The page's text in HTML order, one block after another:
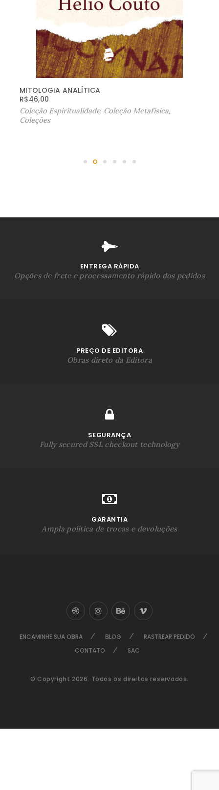
MITOLOGIA ANALÍTICA
R$46,00
Coleção Espiritualidade, Coleção Metafísica,
Coleções
ENTREGA RÁPIDA
Opções de frete e processamento rápido dos pedidos
PREÇO DE EDITORA
Obras direto da Editora
SEGURANÇA
Fully secured SSL checkout technology
GARANTIA
Ampla política de trocas e devoluções
ENCAMINHE SUA OBRA BLOG
RASTREAR PEDIDO
CONTATO
SAC
© Copyright 2026. Todos os direitos reservados.